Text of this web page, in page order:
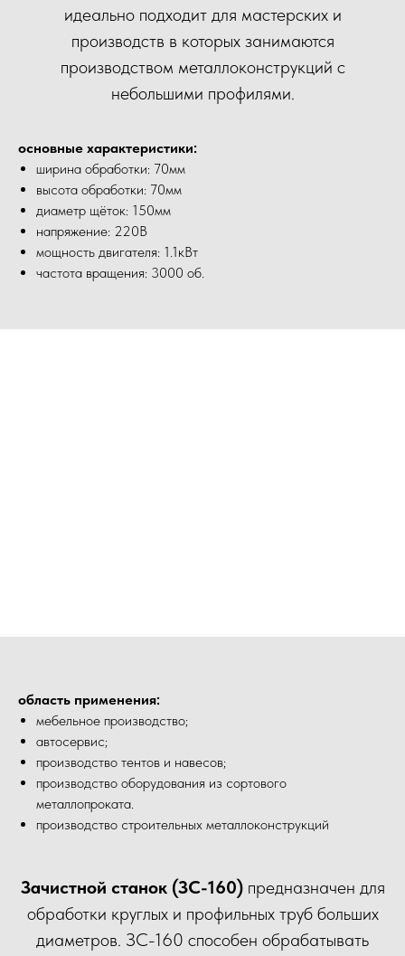
идеально подходит для мастерских и
производств в которых занимаются
производством металлоконструкций с
небольшими профилями.
основные характеристики:
ширина обработки: 70мм
высота обработки: 70мм
диаметр щёток: 150мм
напряжение: 220В
мощность двигателя: 1.1кВт
частота вращения: 3000 об.
область применения:
мебельное производство;
автосервис;
производство тентов и навесов;
производство оборудования из сортового
металлопроката.
производство строительных металлоконструкций
Зачистной станок (ЗС-160)предназначен для
обработки круглых и профильных труб больших
диаметров. ЗС-160 способен обрабатывать